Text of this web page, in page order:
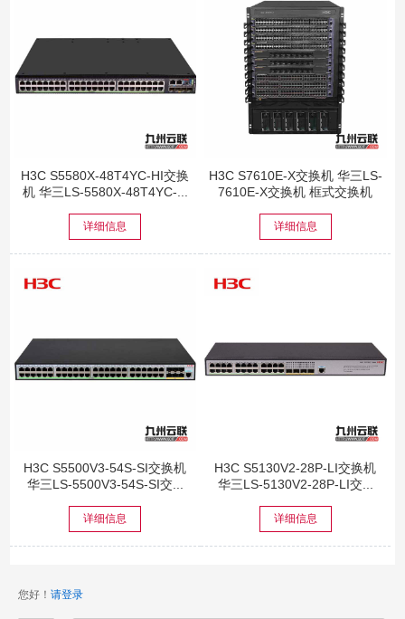
H3C S5580X-48T4YC-HI交换
机 华三LS-5580X-48T4YC-...
详细信息
H3C S7610E-X交换机 华三LS-
7610E-X交换机 框式交换机
详细信息
H3C S5500V3-54S-SI交换机
华三LS-5500V3-54S-SI交...
详细信息
H3C S5130V2-28P-LI交换机
华三LS-5130V2-28P-LI交...
详细信息
您好！ 请登录